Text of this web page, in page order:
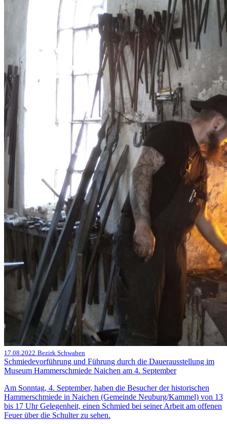
17.08.2022 Bezirk Schwaben
Schmiedevorführung und Führung durch die Dauerausstellung im
Museum Hammerschmiede Naichen am 4. September
Am Sonntag, 4. September, haben die Besucher der historischen
Hammerschmiede in Naichen (Gemeinde Neuburg/Kammel) von 13
bis 17 Uhr Gelegenheit, einen Schmied bei seiner Arbeit am offenen
Feuer über die Schulter zu sehen.